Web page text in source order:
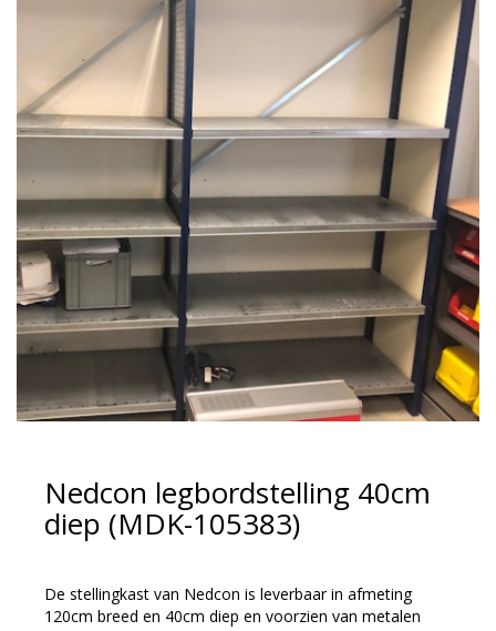
Nedcon legbordstelling 40cm
diep (MDK-105383)
De stellingkast van Nedcon is leverbaar in afmeting
120cm breed en 40cm diep en voorzien van metalen